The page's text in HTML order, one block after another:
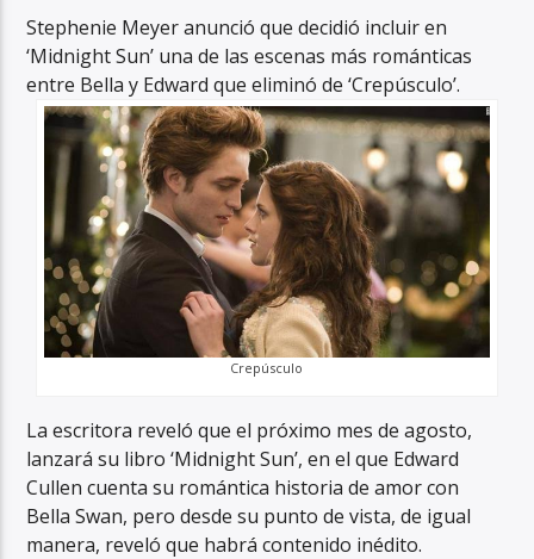
Stephenie Meyer anunció que decidió incluir en
‘Midnight Sun’ una de las escenas más románticas
entre Bella y Edward que eliminó de ‘Crepúsculo’.
Crepúsculo
La escritora reveló que el próximo mes de agosto,
lanzará su libro ‘Midnight Sun’, en el que Edward
Cullen cuenta su romántica historia de amor con
Bella Swan, pero desde su punto de vista, de igual
manera, reveló que habrá contenido inédito.